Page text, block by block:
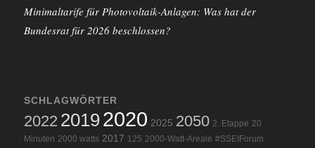
Minimaltarife für Photovoltaik-Anlagen: Was hat der
Bundesrat für 2026 beschlossen?
SCHLAGWÖRTER
2022 20192020 2025 2050 2. Etappe 20
Minuten 2000 watts 2017 125 2000-Watt-Areale #SSEIForum